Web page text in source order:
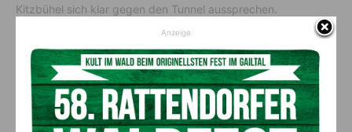
Kitzbühel sich klar gegen den Tunnel aussprechen.
Wirtschaftliche Heilsversprechen, dass allein der Tunnel die
Abwanderung stoppen und die Region wirtschaftlich beleben
könne, sind weitere Beispiele manipulativer Kommunikation.
Äußerst fragwürdig sind auch Versprechen, wonach
Schwerverkehr auf der Plöckenpassroute mit dem Tunnel
auszuschließen und die Finanzierung aus EU-Mitteln trotzdem
Anzeige